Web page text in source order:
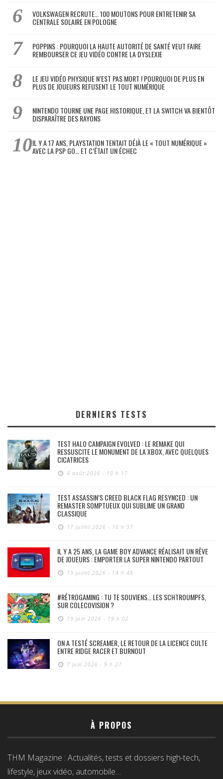
VOLKSWAGEN RECRUTE… 100 MOUTONS POUR ENTRETENIR SA
CENTRALE SOLAIRE EN POLOGNE
POPPINS : POURQUOI LA HAUTE AUTORITÉ DE SANTÉ VEUT FAIRE
REMBOURSER CE JEU VIDÉO CONTRE LA DYSLEXIE
LE JEU VIDÉO PHYSIQUE N’EST PAS MORT ! POURQUOI DE PLUS EN
PLUS DE JOUEURS REFUSENT LE TOUT NUMÉRIQUE
NINTENDO TOURNE UNE PAGE HISTORIQUE, ET LA SWITCH VA BIENTÔT
DISPARAÎTRE DES RAYONS
IL Y A 17 ANS, PLAYSTATION TENTAIT DÉJÀ LE « TOUT NUMÉRIQUE »
AVEC LA PSP GO… ET C’ÉTAIT UN ÉCHEC
DERNIERS TESTS
TEST HALO CAMPAIGN EVOLVED : LE REMAKE QUI
RESSUSCITE LE MONUMENT DE LA XBOX, AVEC QUELQUES
CICATRICES
4 août 2026 - 10 h 17
TEST ASSASSIN’S CREED BLACK FLAG RESYNCED : UN
REMASTER SOMPTUEUX QUI SUBLIME UN GRAND
CLASSIQUE
17 juillet 2026 - 10 h 37
IL Y A 25 ANS, LA GAME BOY ADVANCE RÉALISAIT UN RÊVE
DE JOUEURS : EMPORTER LA SUPER NINTENDO PARTOUT
13 juillet 2026 - 14 h 48
#RÉTROGAMING : TU TE SOUVIENS… LES SCHTROUMPFS,
SUR COLECOVISION ?
19 juin 2026 - 19 h 02
ON A TESTÉ SCREAMER, LE RETOUR DE LA LICENCE CULTE
ENTRE RIDGE RACER ET BURNOUT
7 juin 2026 - 9 h 27
À PROPOS
THM Magazine : Actualités, tests et dossiers high-tech,
lifestyle, jeux vidéo, automobile…